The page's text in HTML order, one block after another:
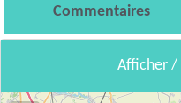
Commentaires
Afficher /